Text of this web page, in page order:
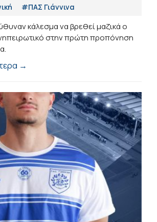
#ΠΑΣ Γιάννινα
κάλεσμα να βρεθεί μαζικά ο
στην πρώτη προπόνηση
→